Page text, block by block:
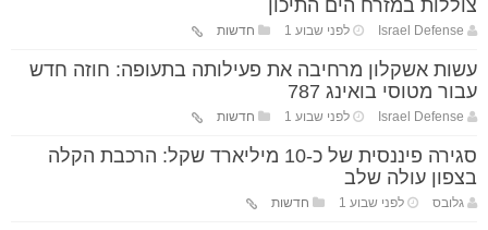
צוללות במזרח הים התיכון
Israel Defense לפני שבוע 1 חדשות
עשות אשקלון מרחיבה את פעילותה בתעופה: חוזה חדש
עבור מטוסי בואינג 787
Israel Defense לפני שבוע 1 חדשות
סגירה פיננסית של כ-10 מיליארד שקל: הרכבת הקלה
בצפון עולה שלב
גלובס לפני שבוע 1 חדשות